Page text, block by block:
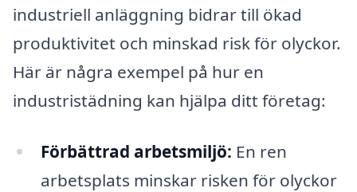
industriell anläggning bidrar till ökad
produktivitet och minskad risk för olyckor.
Här är några exempel på hur en
industristädning kan hjälpa ditt företag:
Förbättrad arbetsmiljö: En ren
arbetsplats minskar risken för olyckor